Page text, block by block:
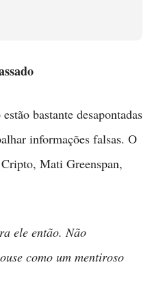
bastante desapontadas
informações falsas. O
Mati Greenspan,
ele então. Não
como um mentiroso